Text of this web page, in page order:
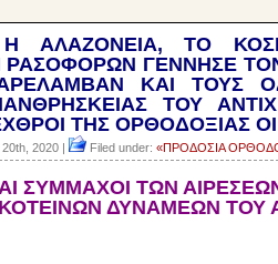
Η ΑΛΑΖΟΝΕΙΑ, ΤΟ
ΓΕΝΝΗΣΕ
ΚΑΙ ΤΟΥΣ
ΤΟΥ
ΤΗΣ ΟΡΘΟΔΟΞΙΑΣ ΟΙ
2020 | Filed under: «ΠΡΟΔΟΣΙΑ
ΣΥΜΜΑΧΟΙ ΤΩΝ
ΔΥΝΑΜΕΩΝ ΤΟΥ